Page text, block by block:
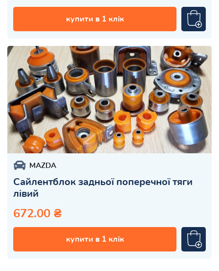
купити в 1 клік
MAZDA
Сайлентблок задньої поперечної тяги
лівий
672.00 ₴
купити в 1 клік